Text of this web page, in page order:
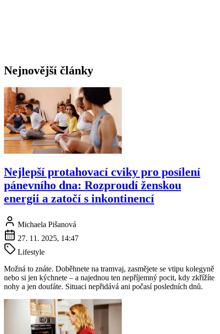
Nejnovější články
Nejlepší protahovací cviky pro posílení
pánevního dna: Rozproudí ženskou
energii a zatočí s inkontinencí
Michaela Pišanová
27. 11. 2025, 14:47
Lifestyle
Možná to znáte. Doběhnete na tramvaj, zasmějete se vtipu kolegyně
nebo si jen kýchnete – a najednou ten nepříjemný pocit, kdy zkřížíte
nohy a jen doufáte. Situaci nepřidává ani počasí posledních dnů.